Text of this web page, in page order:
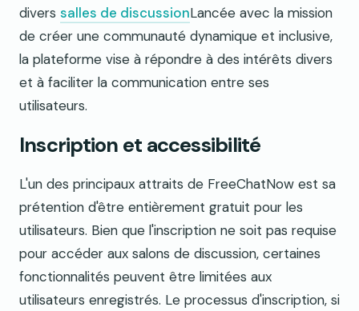
divers salles de discussionLancée avec la mission
de créer une communauté dynamique et inclusive,
la plateforme vise à répondre à des intérêts divers
et à faciliter la communication entre ses
utilisateurs.
Inscription et accessibilité
L'un des principaux attraits de FreeChatNow est sa
prétention d'être entièrement gratuit pour les
utilisateurs. Bien que l'inscription ne soit pas requise
pour accéder aux salons de discussion, certaines
fonctionnalités peuvent être limitées aux
utilisateurs enregistrés. Le processus d'inscription, si